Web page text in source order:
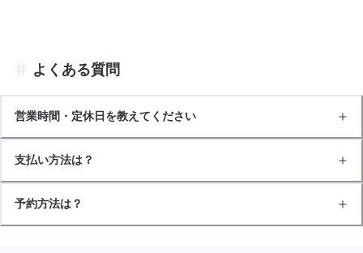
よくある質問
営業時間・定休日を教えてください
支払い方法は？
予約方法は？